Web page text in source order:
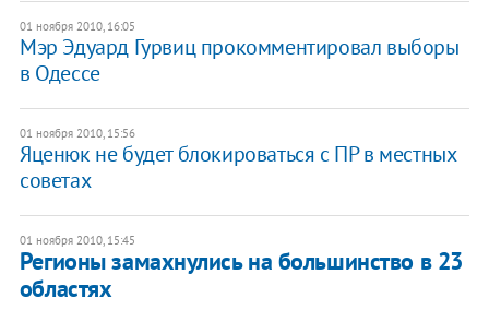
01 ноября 2010, 16:05
Мэр Эдуард Гурвиц прокомментировал выборы
в Одессе
01 ноября 2010, 15:56
​Яценюк не будет блокироваться с ПР в местных
советах
01 ноября 2010, 15:45
​Регионы замахнулись на большинство в 23
областях